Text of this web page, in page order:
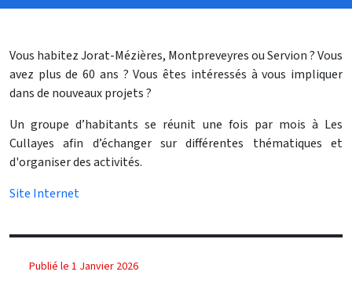
Vous habitez Jorat-Mézières, Montpreveyres ou Servion ? Vous
avez plus de 60 ans ? Vous êtes intéressés à vous impliquer
dans de nouveaux projets ?
Un groupe d’habitants se réunit une fois par mois à Les
Cullayes afin d’échanger sur différentes thématiques et
d'organiser des activités.
Site Internet
Publié le 1 Janvier 2026